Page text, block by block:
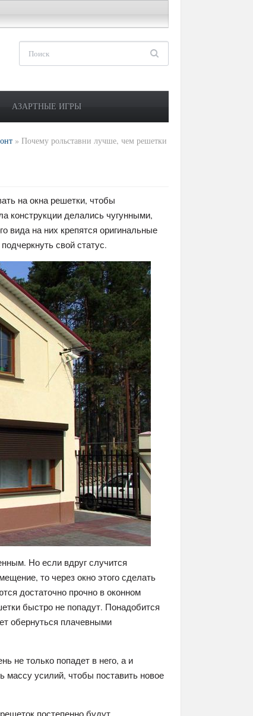
АЗАРТНЫЕ ИГРЫ
» Почему рольставни лучше, чем решетки
на окна решетки, чтобы
конструкции делались чугунными,
вида на них крепятся оригинальные
свой статус.
Но если вдруг случится
то через окно этого сделать
достаточно прочно в оконном
быстро не попадут. Понадобится
обернуться плачевными
не только попадет в него, а и
массу усилий, чтобы поставить новое
постепенно будут